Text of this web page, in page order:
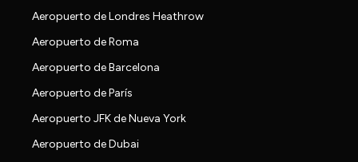
Aeropuerto de Londres Heathrow
Aeropuerto de Roma
Aeropuerto de Barcelona
Aeropuerto de París
Aeropuerto JFK de Nueva York
Aeropuerto de Dubai